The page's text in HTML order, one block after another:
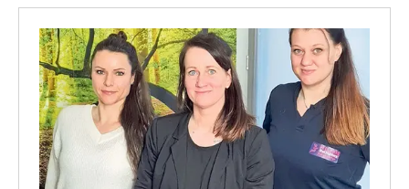
Wulff machte er am vergangenen Sonnabend den
Schmetterlingsgarten am Kastanienweg in Bad
Segeberg fit für die kommende Gartensaison.
Dabei gaben sie Gartenfreunden Tipps für die
Gestaltung von naturnahen und
insektenfreundlichen Gärten.